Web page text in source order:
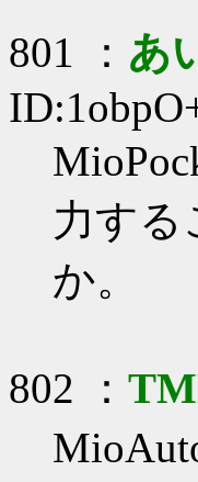
801 ： あ
力する
か。
802 ：